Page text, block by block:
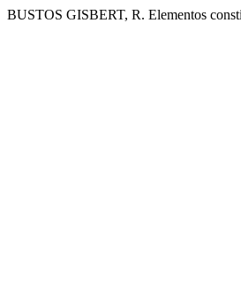
BUSTOS GISBERT, R. Elementos